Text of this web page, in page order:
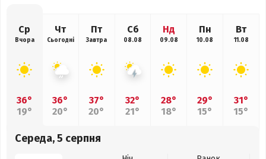
Ср
Вчора
36°
19°
Чт
Сьогодні
36°
20°
Пт
Завтра
37°
20°
Сб
08.08
32°
21°
Нд
09.08
28°
18°
Пн
10.08
29°
15°
Вт
11.08
31°
15°
Середа, 5 серпня